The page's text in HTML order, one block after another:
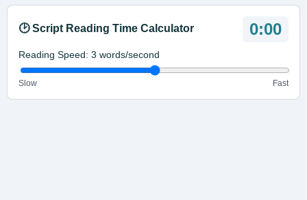
🕑 Script Reading Time Calculator 0:00
Reading Speed: 3 words/second
Slow Fast